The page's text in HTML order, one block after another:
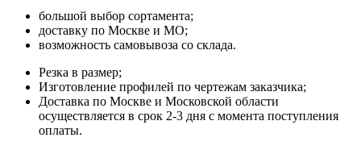
большой выбор сортамента;
доставку по Москве и МО;
возможность самовывоза со склада.
Резка в размер;
Изготовление профилей по чертежам заказчика;
Доставка по Москве и Московской области
осуществляется в срок 2-3 дня с момента поступления
оплаты.